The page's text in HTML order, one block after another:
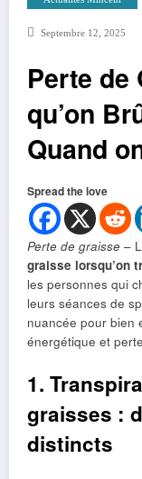
Septembre 12, 2025
Perte de
qu’on
Quand
Spread the love
Perte de graisse –
graisse lorsqu’on
les personnes qui
leurs séances de
nuancée pour bien
énergétique et
1.
graisses :
distincts